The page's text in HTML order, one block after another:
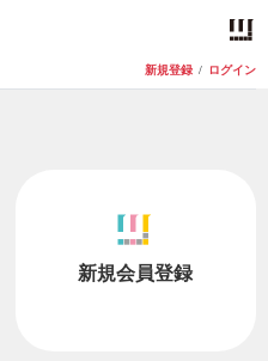
新規登録 / ログイン
新規会員登録